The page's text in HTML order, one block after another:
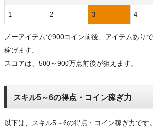
1 2 3 4
ノーアイテムで900コイン前後、アイテムあり
稼げます。
スコアは、500～900万点前後が狙えます。
スキル5～6の得点・コイン稼ぎ力
以下は、スキル5～6の得点・コイン稼ぎ力です。